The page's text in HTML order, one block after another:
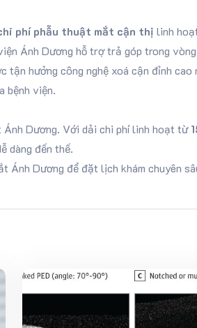
phí phẫu thuật mắt cận thị linh
Ánh Dương hỗ trợ trả góp trong vòng
tận hưởng công nghệ xoá cận đỉnh
bệnh viện.
Ánh Dương. Với dải chi phí linh hoạt từ
dàng đến thế.
Ánh Dương để đặt lịch khám chuyên